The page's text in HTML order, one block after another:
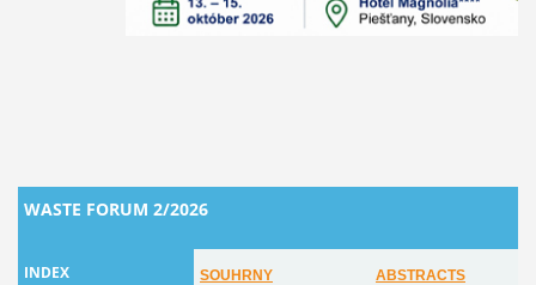
WASTE FORUM 2/2026
INDEX SOUHRNY ABSTRACTS